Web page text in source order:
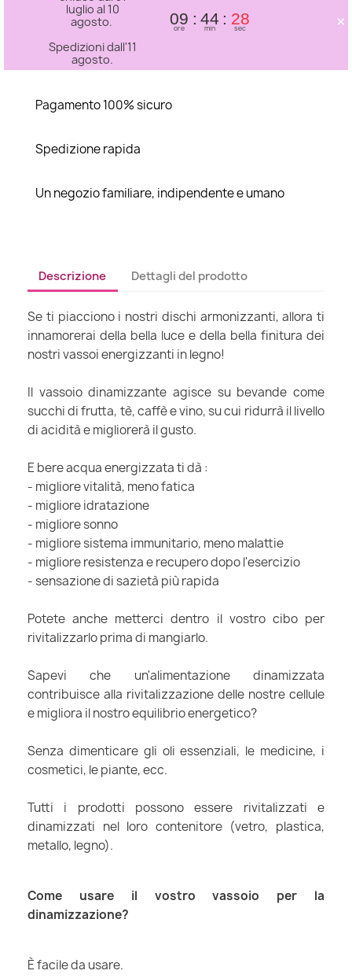
luglio al 10
agosto.
Spedizioni dall'11
agosto.
09
ore
44
min
28
sec ×
Pagamento 100% sicuro
Spedizione rapida
Un negozio familiare, indipendente e umano
Descrizione Dettagli del prodotto
Se ti piacciono i nostri dischi armonizzanti, allora ti
innamorerai della bella luce e della bella finitura dei
nostri vassoi energizzanti in legno!
Il vassoio dinamizzante agisce su bevande come
succhi di frutta, tè, caffè e vino, su cui ridurrà il livello
di acidità e migliorerà il gusto.
E bere acqua energizzata ti dà :
- migliore vitalità, meno fatica
- migliore idratazione
- migliore sonno
- migliore sistema immunitario, meno malattie
- migliore resistenza e recupero dopo l'esercizio
- sensazione di sazietà più rapida
Potete anche metterci dentro il vostro cibo per
rivitalizzarlo prima di mangiarlo.
Sapevi che un'alimentazione dinamizzata
contribuisce alla rivitalizzazione delle nostre cellule
e migliora il nostro equilibrio energetico?
Senza dimenticare gli oli essenziali, le medicine, i
cosmetici, le piante, ecc.
Tutti i prodotti possono essere rivitalizzati e
dinamizzati nel loro contenitore (vetro, plastica,
metallo, legno).
Come usare il vostro vassoio per la
dinamizzazione?
È facile da usare.